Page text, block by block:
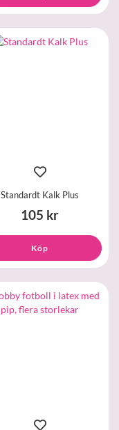
Standardt Kalk Plus
105 kr
Köp